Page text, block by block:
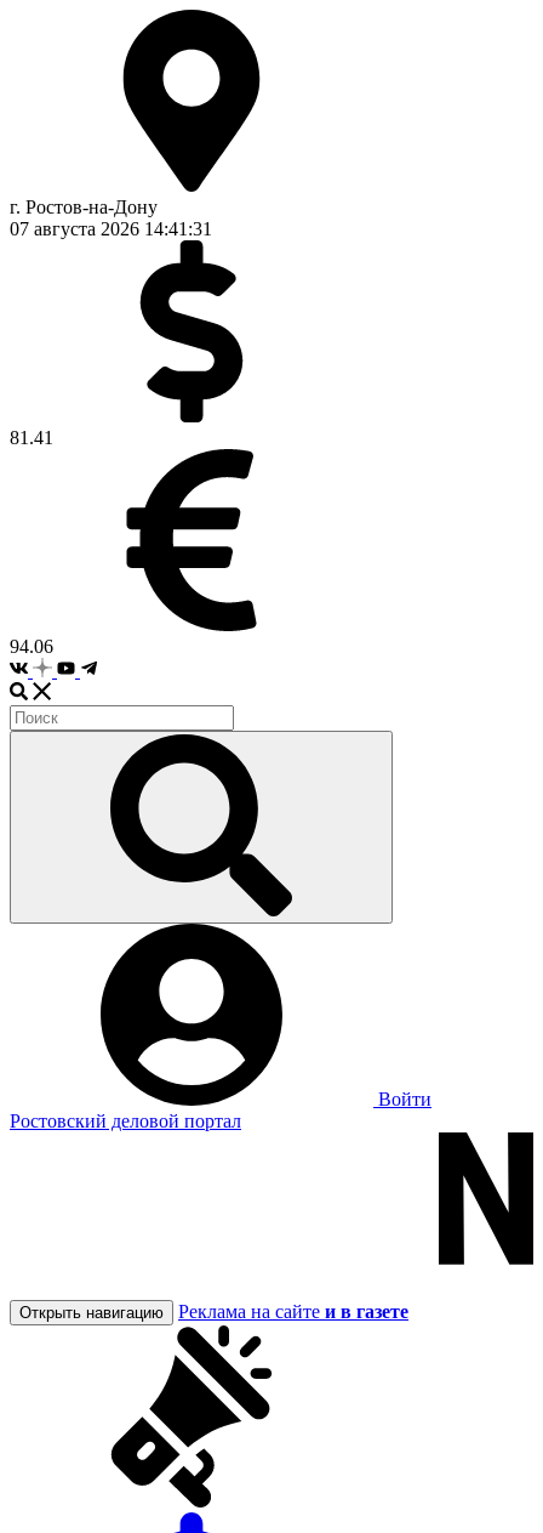
г. Ростов-на-Дону
07 августа 2026 14:41:31
81.41
94.06
Войти
Ростовский деловой портал
Открыть навигацию Реклама на сайте и в газете